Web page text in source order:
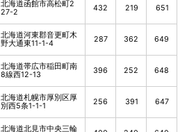
北海道函館市高松町2
27-2
432 219 651
北海道河東郡音更町木
野大通東11-1-4
287 362 649
北海道帯広市稲田町南
8線西12-13
396 252 648
北海道札幌市厚別区厚
別西5条1-1-1
256 391 647
北海道北見市中央三輪